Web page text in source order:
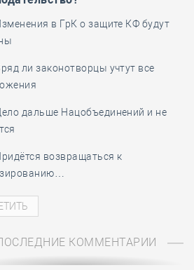
в ГрК о защите КФ будут
ли законотворцы учтут все
дальше Нацобъединений и не
возвращаться к
КОММЕНТАРИИ